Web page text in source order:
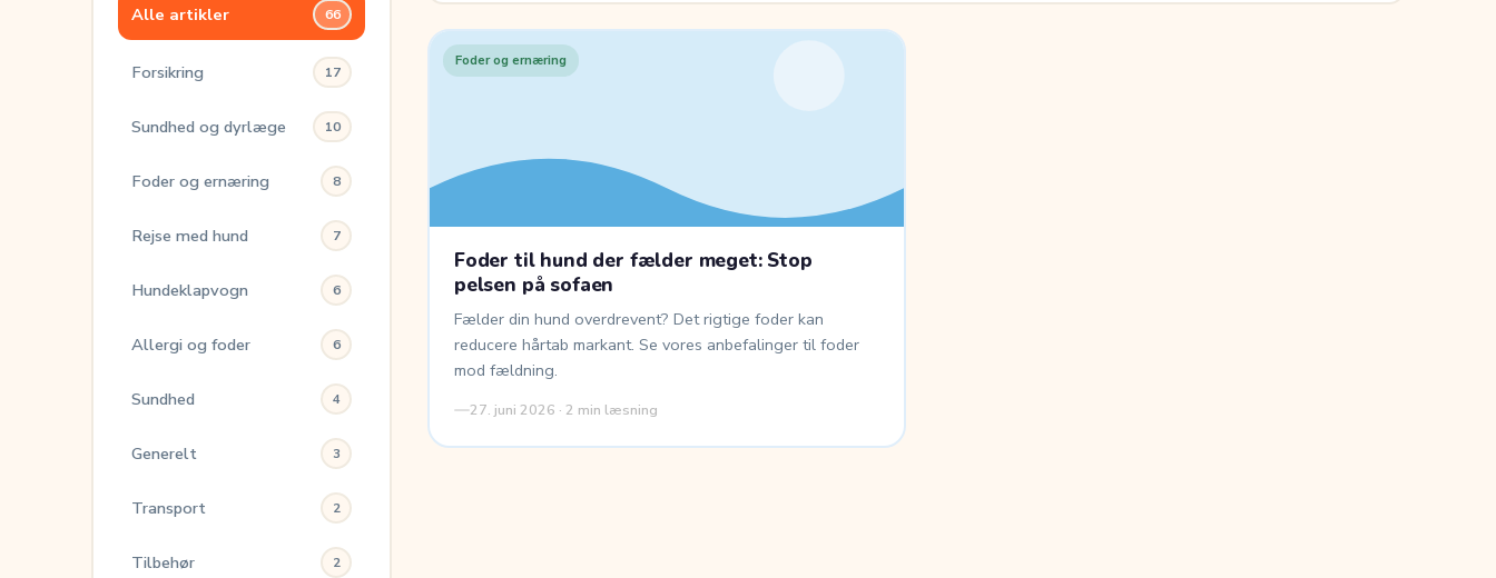
Alle artikler 66
Forsikring 17
Sundhed og dyrlæge 10
Foder og ernæring 8
Rejse med hund 7
Hundeklapvogn 6
Allergi og foder 6
Sundhed 4
Generelt 3
Transport 2
Tilbehør 2
Foder og ernæring
Foder til hund der fælder meget: Stop
pelsen på sofaen
Fælder din hund overdrevent? Det rigtige foder kan
reducere hårtab markant. Se vores anbefalinger til foder
mod fældning.
27. juni 2026 · 2 min læsning